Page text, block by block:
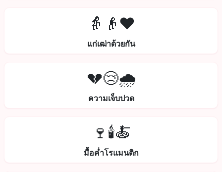
👵👴❤️
แก่เฒ่าด้วยกัน
💔😢🌧️
ความเจ็บปวด
🍷🕯️🍝
มื้อค่ำโรแมนติก